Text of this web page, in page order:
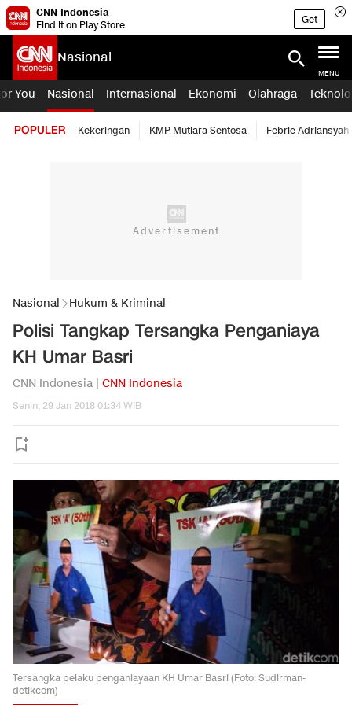
CNN Indonesia
Find it on Play Store
Get
Nasional
MENU
You Nasional Internasional Ekonomi Olahraga
POPULER Kekeringan KMP Mutiara Sentosa Febrie Adriansyah
Nasional Hukum & Kriminal
Polisi Tangkap Tersangka Penganiaya
KH Umar Basri
CNN Indonesia | CNN Indonesia
Senin, 29 Jan 2018 01:34 WIB
Tersangka pelaku penganiayaan KH Umar Basri (Foto: Sudirman-
detikcom)